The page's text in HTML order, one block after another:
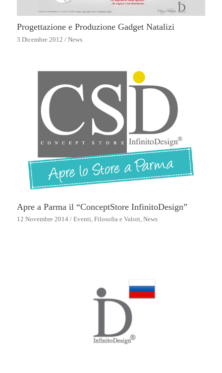
Progettazione e Produzione Gadget Natalizi
3 Dicembre 2012 / News
Apre a Parma il “ConceptStore InfinitoDesign”
12 Novembre 2014 / Eventi, Filosofia e Valori, News